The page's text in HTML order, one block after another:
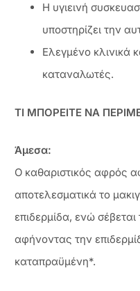
Η υγιεινή
υποστηρίζει την
Ελεγμένο κλινικά
καταναλωτές.
ΤΙ ΜΠΟΡΕΙΤΕ ΝΑ
Άμεσα:
Ο καθαριστικός αφρός
αποτελεσματικά το
επιδερμίδα, ενώ
αφήνοντας την
καταπραϋμένη*.